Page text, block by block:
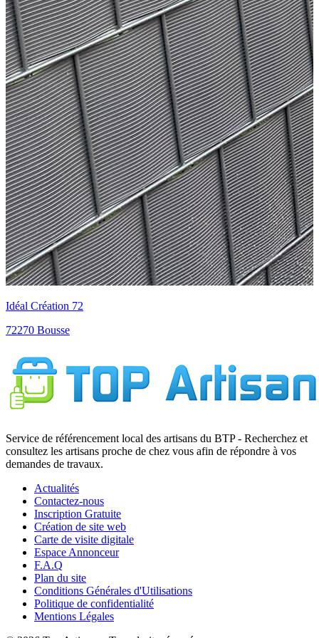
Service de référencement local des artisans du BTP - Recherchez et
consultez les artisans proche de chez vous afin de répondre à vos
demandes de travaux.
Actualités
Contactez-nous
Inscription Gratuite
Création de site web
Carte de visite digitale
Espace Annonceur
F.A.Q
Plan du site
Conditions Générales d'Utilisations
Politique de confidentialité
Mentions Légales